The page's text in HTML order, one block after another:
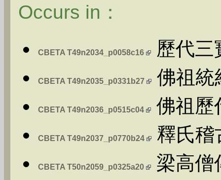
Occurs in：
CBETA T49n2034_p0058c16 歷代三
CBETA T49n2035_p0331b27 佛祖統
CBETA T49n2036_p0515c04 佛祖歷
CBETA T49n2037_p0770b24 釋氏稽
CBETA T50n2059_p0325a20 梁高僧